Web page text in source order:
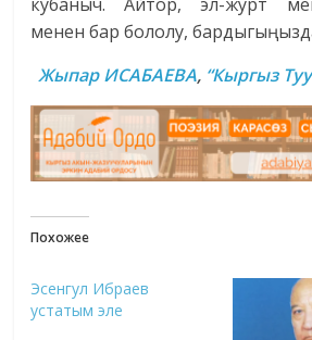
менен бар бололу,
Жыпар ИСАБАЕВА, “Кыргыз
Похожее
Эсенгул Ибраев
устатым эле